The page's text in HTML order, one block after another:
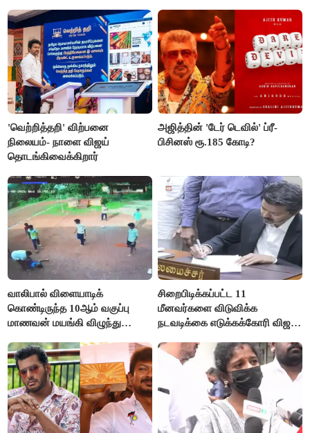
'வெற்றித்தறி' விற்பனை
நிலையம்- நாளை விஜய்
தொடங்கிவைக்கிறார்
அஜித்தின் 'டேர் டெவில்' ப்ரீ-
பிசினஸ் ரூ.185 கோடி?
வாலிபால் விளையாடிக்
கொண்டிருந்த 10ஆம் வகுப்பு
மாணவன் மயங்கி விழுந்து
சிறைபிடிக்கப்பட்ட 11
மீனவர்களை விடுவிக்க
நடவடிக்கை எடுக்கக்கோரி விஜய்